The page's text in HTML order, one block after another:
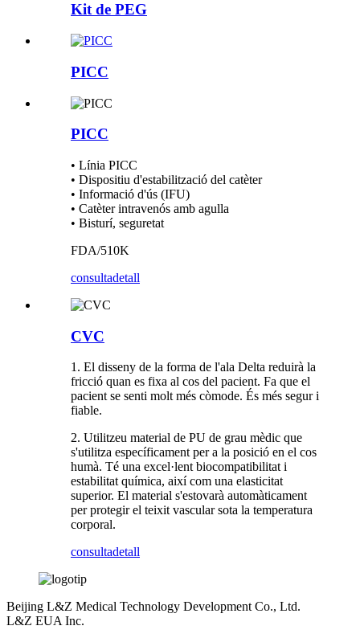
Kit de PEG
PICC
PICC
• Línia PICC
• Dispositiu d'estabilització del catèter
• Informació d'ús (IFU)
• Catèter intravenós amb agulla
• Bisturí, seguretat
FDA/510K
consultadetall
CVC
1. El disseny de la forma de l'ala Delta reduirà la
fricció quan es fixa al cos del pacient. Fa que el
pacient se senti molt més còmode. És més segur i
fiable.
2. Utilitzeu material de PU de grau mèdic que
s'utilitza específicament per a la posició en el cos
humà. Té una excel·lent biocompatibilitat i
estabilitat química, així com una elasticitat
superior. El material s'estovarà automàticament
per protegir el teixit vascular sota la temperatura
corporal.
consultadetall
Beijing L&Z Medical Technology Development Co., Ltd.
L&Z EUA Inc.